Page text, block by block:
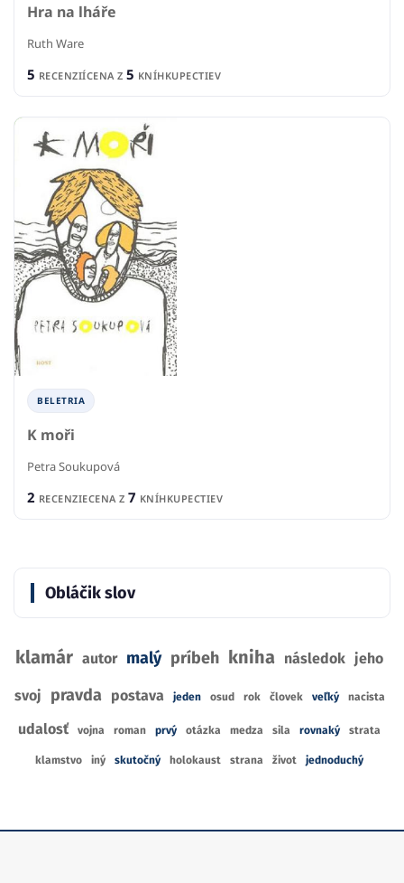
Hra na lháře
Ruth Ware
5 RECENZIÍCENA Z 5 KNÍHKUPECTIEV
BELETRIA
K moři
Petra Soukupová
2 RECENZIECENA Z 7 KNÍHKUPECTIEV
Obláčik slov
klamár autor malý príbeh kniha následok jeho
svoj pravda postava jeden osud rok človek veľký nacista
udalosť vojna roman prvý otázka medza sila rovnaký strata
klamstvo iný skutočný holokaust strana život jednoduchý